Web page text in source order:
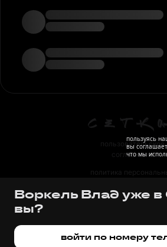
пользовательское
соглашение
политика
правила
Воркель Влад уже в
вы?
войти по номеру
пользуясь
вы
что мы